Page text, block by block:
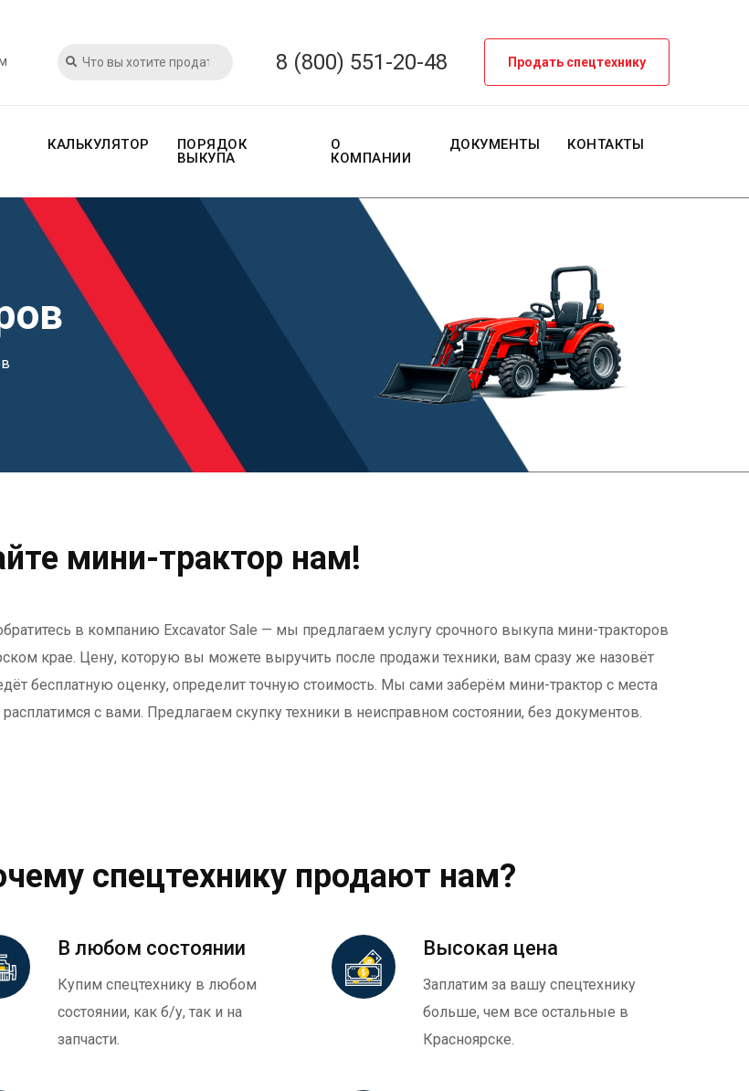
8 (800) 551-20-48 Продать спецтехнику
КАЛЬКУЛЯТОР
ПОРЯДОК
ВЫКУПА
О
КОМПАНИИ
ДОКУМЕНТЫ КОНТАКТЫ
мини-трактор нам!
в компанию Excavator Sale — мы предлагаем услугу срочного выкупа мини-тракторов
крае. Цену, которую вы можете выручить после продажи техники, вам сразу же назовёт
бесплатную оценку, определит точную стоимость. Мы сами заберём мини-трактор с места
с вами. Предлагаем скупку техники в неисправном состоянии, без документов.
спецтехнику продают нам?
В любом состоянии
Купим спецтехнику в любом
состоянии, как б/у, так и на
запчасти.
Высокая цена
Заплатим за вашу спецтехнику
больше, чем все остальные в
Красноярске.